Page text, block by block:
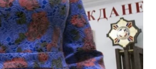
СТРОИТЕЛЬСТВО